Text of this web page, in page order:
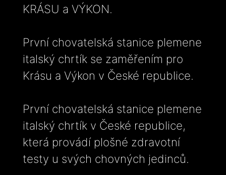
KRÁSU a VÝKON.
První chovatelská stanice plemene
italský chrtík se zaměřením pro
Krásu a Výkon v České republice.
První chovatelská stanice plemene
italský chrtík v České republice,
která provádí plošné zdravotní
testy u svých chovných jedinců.